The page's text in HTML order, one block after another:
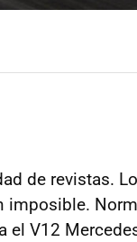
de revistas.
imposible.
el V12